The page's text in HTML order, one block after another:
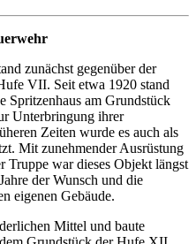
zunächst gegenüber der
VII. Seit etwa 1920 stand
Spritzenhaus am Grundstück
Unterbringung ihrer
Zeiten wurde es auch als
Mit zunehmender Ausrüstung
Truppe war dieses Objekt längst
der Wunsch und die
eigenen Gebäude.
Mittel und baute